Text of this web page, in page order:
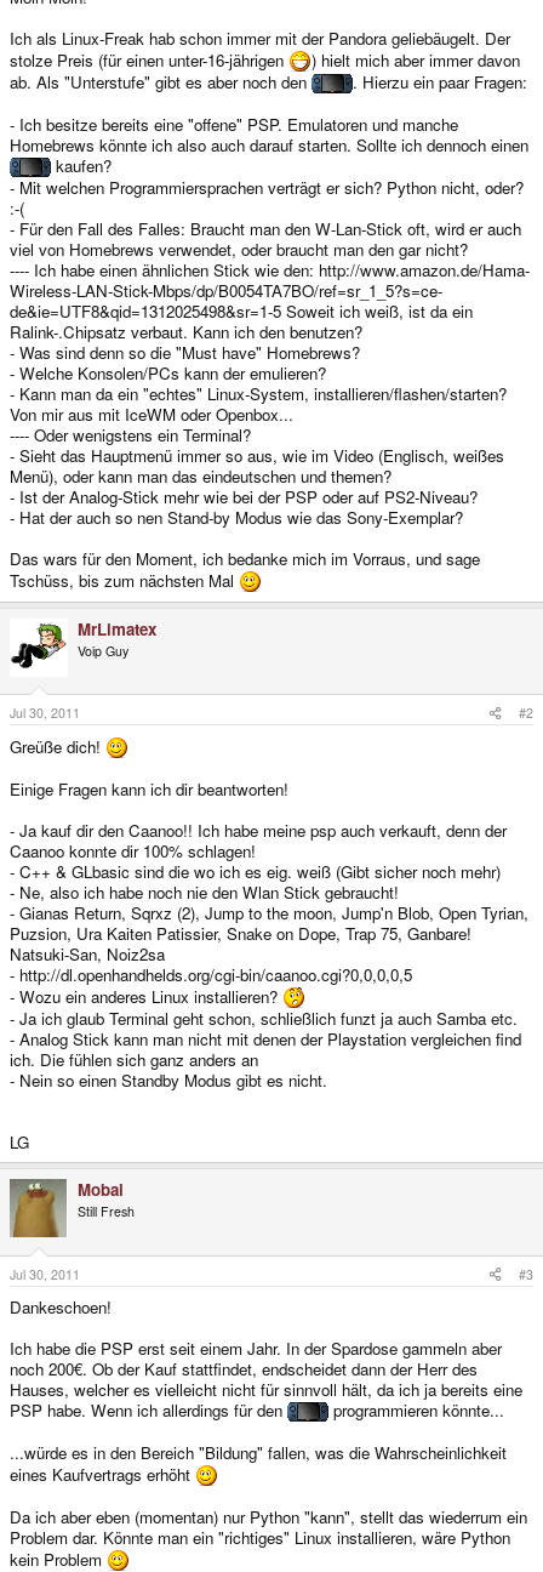
Ich als Linux-Freak hab schon immer mit der Pandora geliebäugelt. Der
stolze Preis (für einen unter-16-jährigen
) hielt mich aber immer davon
ab. Als "Unterstufe" gibt es aber noch den
. Hierzu ein paar Fragen:
- Ich besitze bereits eine "offene" PSP. Emulatoren und manche
Homebrews könnte ich also auch darauf starten. Sollte ich dennoch einen
kaufen?
- Mit welchen Programmiersprachen verträgt er sich? Python nicht, oder?
:-(
- Für den Fall des Falles: Braucht man den W-Lan-Stick oft, wird er auch
viel von Homebrews verwendet, oder braucht man den gar nicht?
---- Ich habe einen ähnlichen Stick wie den: http://www.amazon.de/Hama-
Wireless-LAN-Stick-Mbps/dp/B0054TA7BO/ref=sr_1_5?s=ce-
de&ie=UTF8&qid=1312025498&sr=1-5 Soweit ich weiß, ist da ein
Ralink-.Chipsatz verbaut. Kann ich den benutzen?
- Was sind denn so die "Must have" Homebrews?
- Welche Konsolen/PCs kann der emulieren?
- Kann man da ein "echtes" Linux-System, installieren/flashen/starten?
Von mir aus mit IceWM oder Openbox...
---- Oder wenigstens ein Terminal?
- Sieht das Hauptmenü immer so aus, wie im Video (Englisch, weißes
Menü), oder kann man das eindeutschen und themen?
- Ist der Analog-Stick mehr wie bei der PSP oder auf PS2-Niveau?
- Hat der auch so nen Stand-by Modus wie das Sony-Exemplar?
Das wars für den Moment, ich bedanke mich im Vorraus, und sage
Tschüss, bis zum nächsten Mal
MrLimatex
Voip Guy
Jul 30, 2011 #2
Greüße dich!
Einige Fragen kann ich dir beantworten!
- Ja kauf dir den Caanoo!! Ich habe meine psp auch verkauft, denn der
Caanoo konnte dir 100% schlagen!
- C++ & GLbasic sind die wo ich es eig. weiß (Gibt sicher noch mehr)
- Ne, also ich habe noch nie den Wlan Stick gebraucht!
- Gianas Return, Sqrxz (2), Jump to the moon, Jump'n Blob, Open Tyrian,
Puzsion, Ura Kaiten Patissier, Snake on Dope, Trap 75, Ganbare!
Natsuki-San, Noiz2sa
- http://dl.openhandhelds.org/cgi-bin/caanoo.cgi?0,0,0,0,5
- Wozu ein anderes Linux installieren?
- Ja ich glaub Terminal geht schon, schließlich funzt ja auch Samba etc.
- Analog Stick kann man nicht mit denen der Playstation vergleichen find
ich. Die fühlen sich ganz anders an
- Nein so einen Standby Modus gibt es nicht.
LG
Mobai
Still Fresh
Jul 30, 2011 #3
Dankeschoen!
Ich habe die PSP erst seit einem Jahr. In der Spardose gammeln aber
noch 200€. Ob der Kauf stattfindet, endscheidet dann der Herr des
Hauses, welcher es vielleicht nicht für sinnvoll hält, da ich ja bereits eine
PSP habe. Wenn ich allerdings für den
programmieren könnte...
...würde es in den Bereich "Bildung" fallen, was die Wahrscheinlichkeit
eines Kaufvertrags erhöht
Da ich aber eben (momentan) nur Python "kann", stellt das wiederrum ein
Problem dar. Könnte man ein "richtiges" Linux installieren, wäre Python
kein Problem